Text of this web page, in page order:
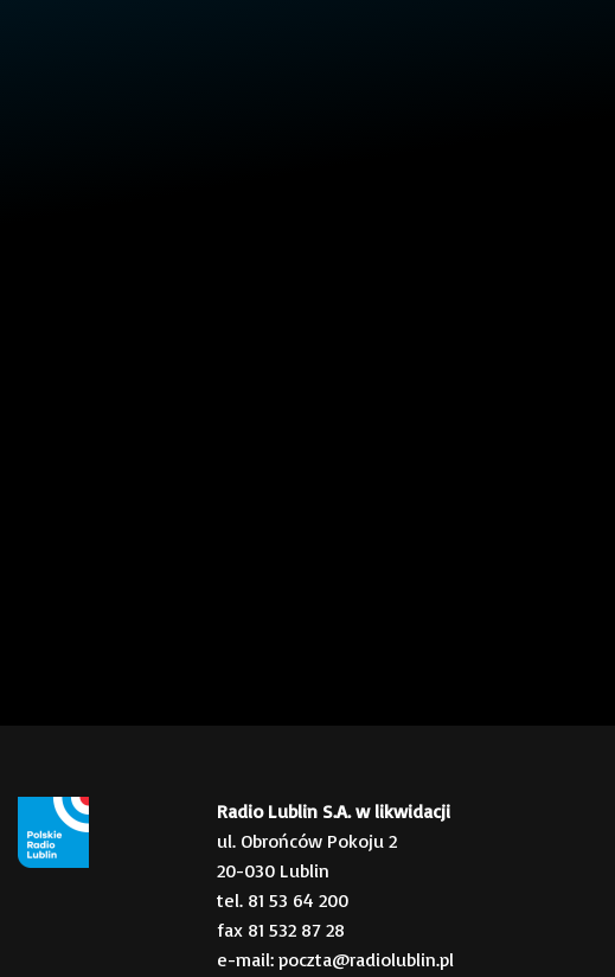
Radio Lublin S.A. w likwidacji
ul. Obrońców Pokoju 2
20-030 Lublin
tel. 81 53 64 200
fax 81 532 87 28
e-mail: poczta@radiolublin.pl